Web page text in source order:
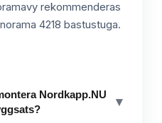
rekommenderas
4218 bastustuga.
Nordkapp.NU
▾